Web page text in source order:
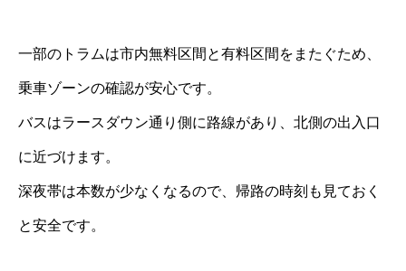
一部のトラムは市内無料区間と有料区間をまたぐため、
乗車ゾーンの確認が安心です。
バスはラースダウン通り側に路線があり、北側の出入口
に近づけます。
深夜帯は本数が少なくなるので、帰路の時刻も見ておく
と安全です。